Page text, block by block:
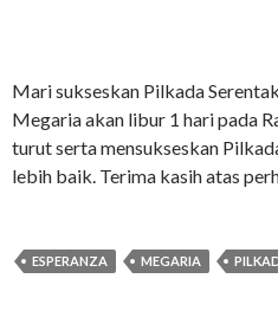
Mari sukseskan Pilkada
Megaria akan libur 1 hari pada
turut serta mensukseskan
lebih baik. Terima kasih atas
ESPERANZA MEGARIA